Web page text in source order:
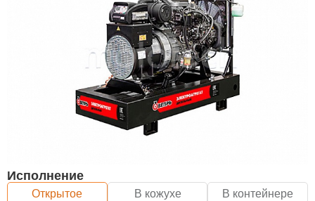
Исполнение
Открытое В кожухе В контейнере